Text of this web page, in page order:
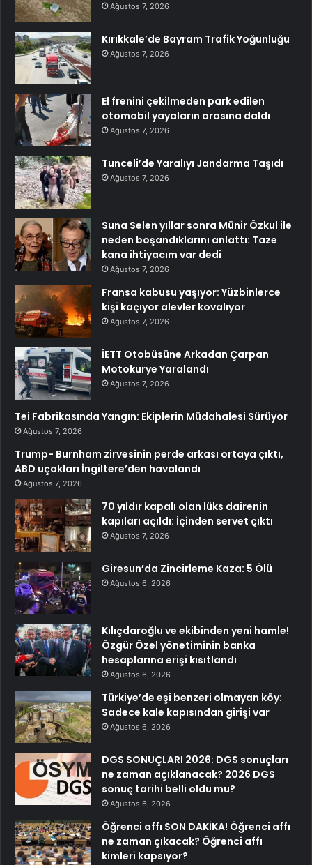
Ağustos 7, 2026
Kırıkkale’de Bayram Trafik Yoğunluğu
Ağustos 7, 2026
El frenini çekilmeden park edilen
otomobil yayaların arasına daldı
Ağustos 7, 2026
Tunceli’de Yaralıyı Jandarma Taşıdı
Ağustos 7, 2026
Suna Selen yıllar sonra Münir Özkul ile
neden boşandıklarını anlattı: Taze
kana ihtiyacım var dedi
Ağustos 7, 2026
Fransa kabusu yaşıyor: Yüzbinlerce
kişi kaçıyor alevler kovalıyor
Ağustos 7, 2026
İETT Otobüsüne Arkadan Çarpan
Motokurye Yaralandı
Ağustos 7, 2026
Tei Fabrikasında Yangın: Ekiplerin Müdahalesi Sürüyor
Ağustos 7, 2026
Trump- Burnham zirvesinin perde arkası ortaya çıktı,
ABD uçakları İngiltere’den havalandı
Ağustos 7, 2026
70 yıldır kapalı olan lüks dairenin
kapıları açıldı: İçinden servet çıktı
Ağustos 7, 2026
Giresun’da Zincirleme Kaza: 5 Ölü
Ağustos 6, 2026
Kılıçdaroğlu ve ekibinden yeni hamle!
Özgür Özel yönetiminin banka
hesaplarına erişi kısıtlandı
Ağustos 6, 2026
Türkiye’de eşi benzeri olmayan köy:
Sadece kale kapısından girişi var
Ağustos 6, 2026
DGS SONUÇLARI 2026: DGS sonuçları
ne zaman açıklanacak? 2026 DGS
sonuç tarihi belli oldu mu?
Ağustos 6, 2026
Öğrenci affı SON DAKİKA! Öğrenci affı
ne zaman çıkacak? Öğrenci affı
kimleri kapsıyor?